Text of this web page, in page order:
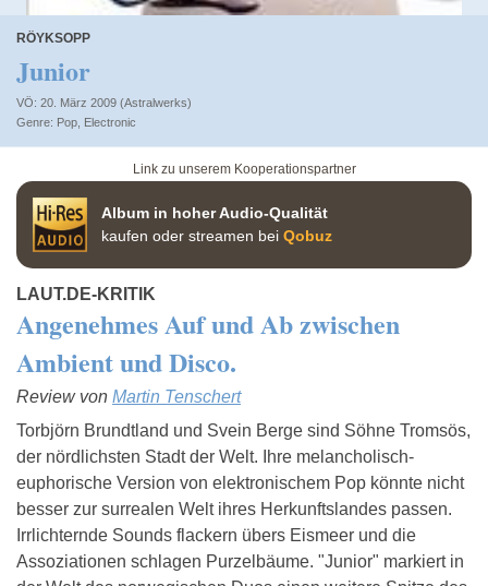
RÖYKSOPP
Junior
VÖ: 20. März 2009 (Astralwerks)
Pop Electronic
Link zu unserem Kooperationspartner
Album in hoher Audio-Qualität
kaufen oder streamen bei Qobuz
LAUT.DE-KRITIK
Angenehmes Auf und Ab zwischen
Ambient und Disco.
Review von Martin Tenschert
Torbjörn Brundtland und Svein Berge sind Söhne Tromsös,
der nördlichsten Stadt der Welt. Ihre melancholisch-
euphorische Version von elektronischem Pop könnte nicht
besser zur surrealen Welt ihres Herkunftslandes passen.
Irrlichternde Sounds flackern übers Eismeer und die
Assoziationen schlagen Purzelbäume. "Junior" markiert in